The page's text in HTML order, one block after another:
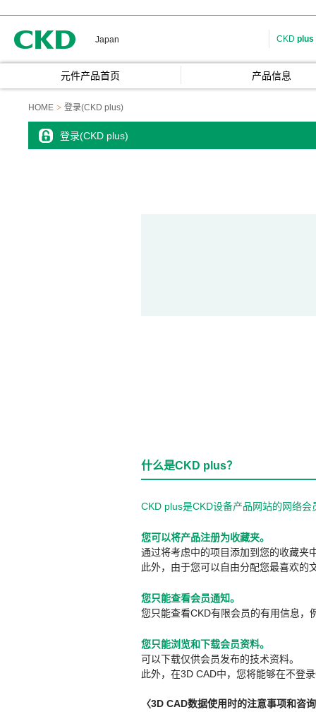
Japan CKD plus
元件产品首页 产品信息
HOME 登录(CKD plus)
登录(CKD plus)
什么是CKD plus？
CKD plus是CKD设备产品网站的网络
您可以将产品注册为收藏夹。
通过将考虑中的项目添加到您的收藏夹
此外，由于您可以自由分配您最喜欢的
您只能查看会员通知。
您只能查看CKD有限会员的有用信息，
您只能浏览和下载会员资料。
可以下载仅供会员发布的技术资料。
此外，在3D CAD中，您将能够在不登
〈3D CAD数据使用时的注意事项和咨